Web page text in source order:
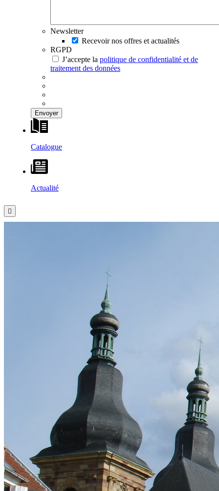
Newsletter
Recevoir nos offres et actualités
RGPD
J’accepte la politique de confidentialité et de
traitement des données
Catalogue
Actualité